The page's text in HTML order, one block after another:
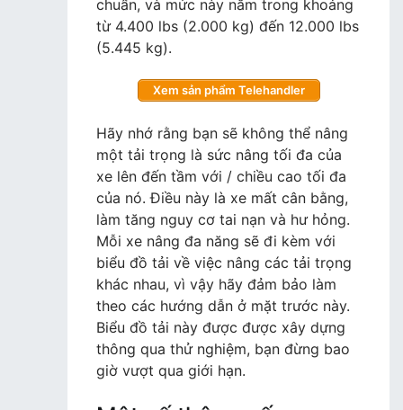
chuẩn, và mức này nằm trong khoảng
từ 4.400 lbs (2.000 kg) đến 12.000 lbs
(5.445 kg).
Xem sản phẩm Telehandler
Hãy nhớ rằng bạn sẽ không thể nâng
một tải trọng là sức nâng tối đa của
xe lên đến tầm với / chiều cao tối đa
của nó. Điều này là xe mất cân bằng,
làm tăng nguy cơ tai nạn và hư hỏng.
Mỗi xe nâng đa năng sẽ đi kèm với
biểu đồ tải về việc nâng các tải trọng
khác nhau, vì vậy hãy đảm bảo làm
theo các hướng dẫn ở mặt trước này.
Biểu đồ tải này được được xây dựng
thông qua thử nghiệm, bạn đừng bao
giờ vượt qua giới hạn.